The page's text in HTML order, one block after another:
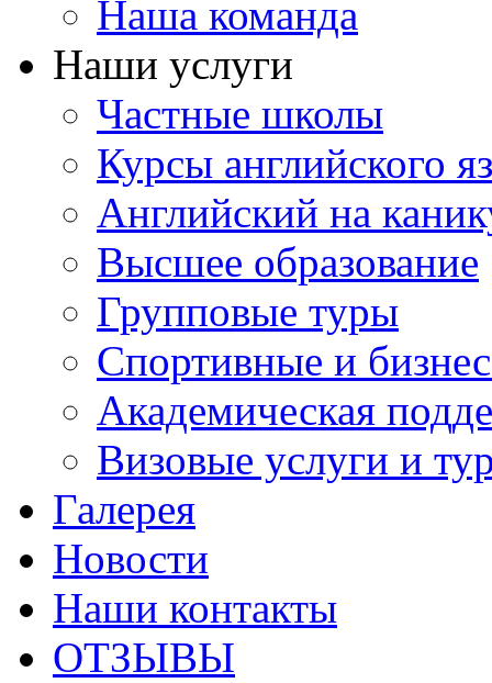
Наша команда
Наши услуги
Частные школы
Курсы английского
Английский на
Высшее образование
Групповые туры
Спортивные и
Академическая
Визовые услуги и
Галерея
Новости
Наши контакты
ОТЗЫВЫ